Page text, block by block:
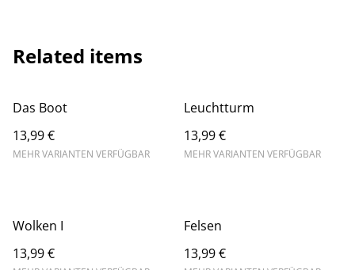
Related items
Das Boot
13,99 €
MEHR VARIANTEN VERFÜGBAR
Leuchtturm
13,99 €
MEHR VARIANTEN VERFÜGBAR
Wolken I
13,99 €
Felsen
13,99 €